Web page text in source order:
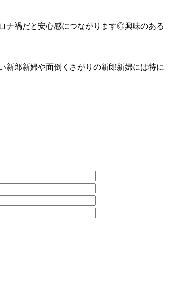
ナ禍だと安心感につながります◎興味のある
新郎新婦や面倒くさがりの新郎新婦には特に